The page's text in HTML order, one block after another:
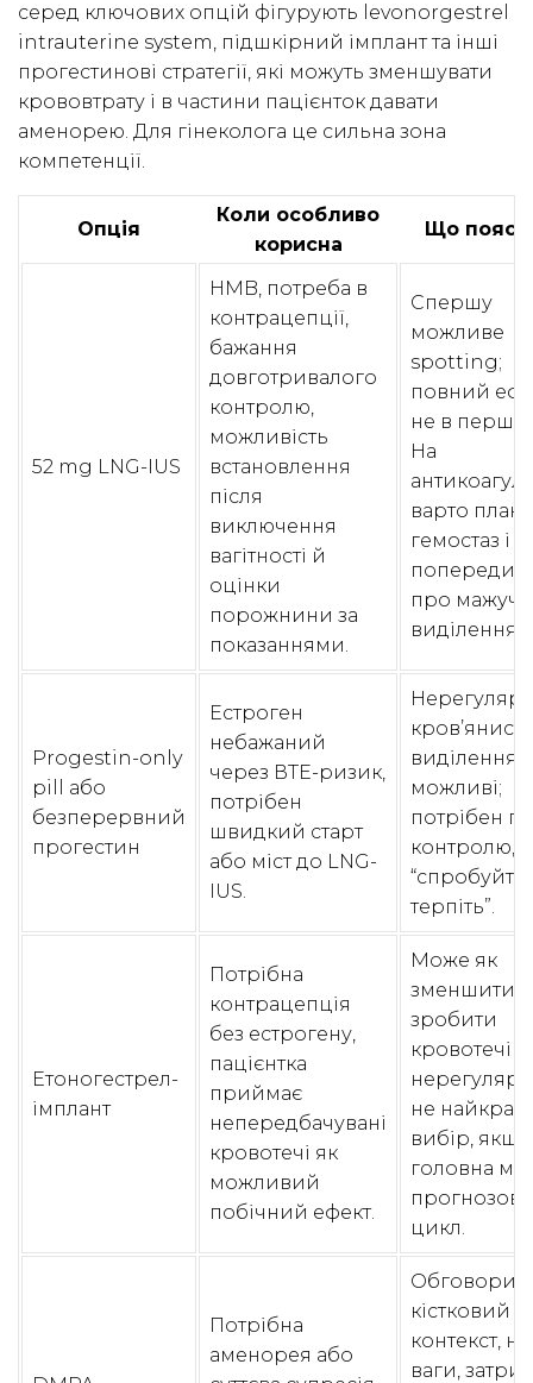
серед ключових опцій фігурують levonorgestrel
intrauterine system, підшкірний імплант та інші
прогестинові стратегії, які можуть зменшувати
крововтрату і в частини пацієнток давати
аменорею. Для гінеколога це сильна зона
компетенції.
Опція
Коли особливо
корисна
Що
52 mg LNG-IUS
HMB, потреба в
контрацепції,
бажання
довготривалого
контролю,
можливість
встановлення
після
виключення
вагітності й
оцінки
порожнини за
показаннями.
Спершу
можливе
spotting;
повний
не в перші
На
варто
гемостаз і
про мажучі
виділення.
Progestin-only
pill або
безперервний
прогестин
Естроген
небажаний
через ВТЕ-ризик,
потрібен
швидкий старт
або міст до LNG-
IUS.
кров’янисті
виділення
можливі;
потрібен
контролю,
“спробуйте
терпіть”.
Етоногестрел-
імплант
Потрібна
контрацепція
без естрогену,
пацієнтка
приймає
непередбачувані
кровотечі як
можливий
побічний ефект.
Може як
зменшити,
зробити
кровотечі
не
вибір, якщо
головна
цикл.
Потрібна
аменорея або
кістковий
контекст,
ваги,